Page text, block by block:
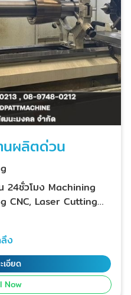
นผลิตด่วน
ง Machining
CNC, Laser Cutting
งานกลึงCNC งานมิล
งานตัดเลเซอร์CNC งาน
นเจียร์ งานดัดCNC งาน
ละโลหะอื่นๆ ผลิตชิ้นส่วน
อุปกรณ์อุตสาหกรรม บน
ง
เอียด
Now